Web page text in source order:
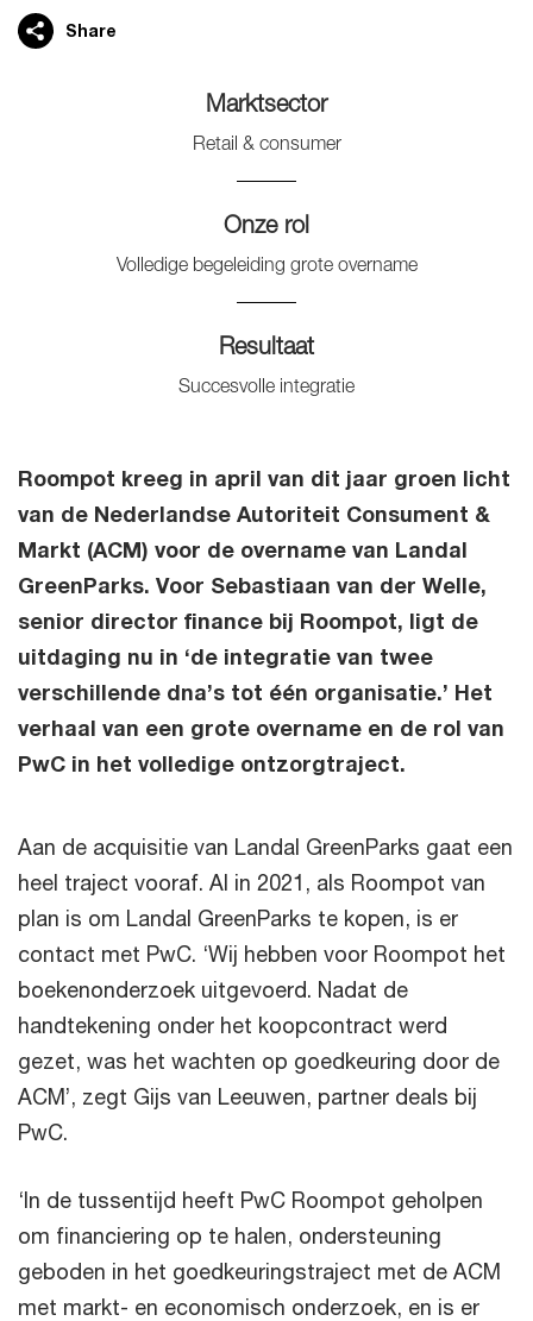
Share
Marktsector
Retail & consumer
Onze rol
Volledige begeleiding grote overname
Resultaat
Succesvolle integratie
Roompot kreeg in april van dit jaar groen licht
van de Nederlandse Autoriteit Consument &
Markt (ACM) voor de overname van Landal
GreenParks. Voor Sebastiaan van der Welle,
senior director finance bij Roompot, ligt de
uitdaging nu in ‘de integratie van twee
verschillende dna’s tot één organisatie.’ Het
verhaal van een grote overname en de rol van
PwC in het volledige ontzorgtraject.
Aan de acquisitie van Landal GreenParks gaat een
heel traject vooraf. Al in 2021, als Roompot van
plan is om Landal GreenParks te kopen, is er
contact met PwC. ‘Wij hebben voor Roompot het
boekenonderzoek uitgevoerd. Nadat de
handtekening onder het koopcontract werd
gezet, was het wachten op goedkeuring door de
ACM’, zegt Gijs van Leeuwen, partner deals bij
PwC.
‘In de tussentijd heeft PwC Roompot geholpen
om financiering op te halen, ondersteuning
geboden in het goedkeuringstraject met de ACM
met markt- en economisch onderzoek, en is er